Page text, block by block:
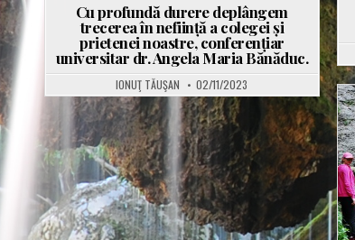
Cu profundă durere deplângem
trecerea în neființă a colegei și
prietenei noastre, conferențiar
universitar dr. Angela Maria Bănăduc.
IONUŢ TĂUŞAN 02/11/2023